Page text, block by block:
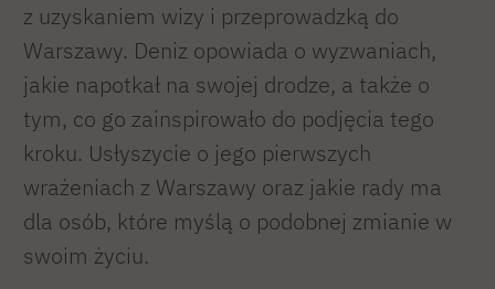
z uzyskaniem wizy i przeprowadzką do
Warszawy. Deniz opowiada o wyzwaniach,
jakie napotkał na swojej drodze, a także o
tym, co go zainspirowało do podjęcia tego
kroku. Usłyszycie o jego pierwszych
wrażeniach z Warszawy oraz jakie rady ma
dla osób, które myślą o podobnej zmianie w
swoim życiu.